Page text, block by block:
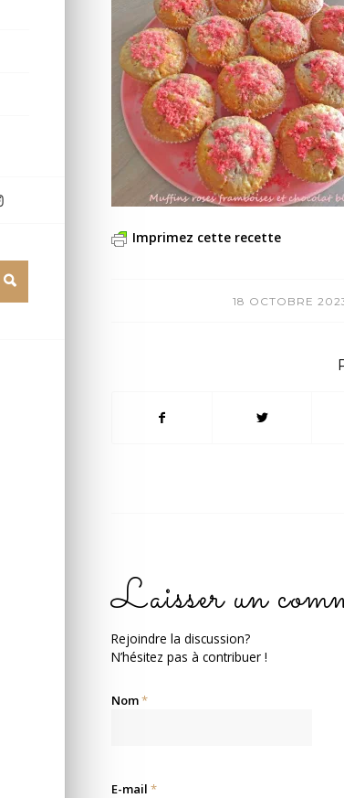
Imprimez cette recette
18 OCTOBRE
/
Laisser un
Rejoindre la discussion?
N’hésitez pas à contribuer !
Nom*
E-mail *